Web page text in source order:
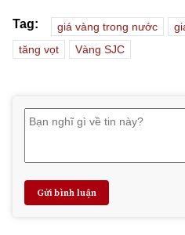
Tag: giá vàng trong nước
tăng vọt
Vàng SJC
Gửi bình luận